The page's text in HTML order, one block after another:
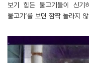
보기 힘든 물고기들이 신기
물고기’를 보면 깜짝 놀라지